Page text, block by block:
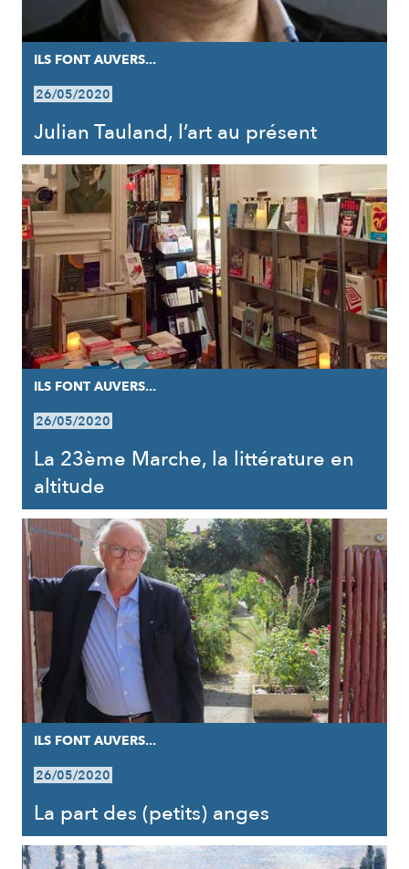
ILS FONT AUVERS...
26/05/2020
Julian Tauland, l’art au présent
ILS FONT AUVERS...
26/05/2020
La 23ème Marche, la littérature en
altitude
ILS FONT AUVERS...
26/05/2020
La part des (petits) anges